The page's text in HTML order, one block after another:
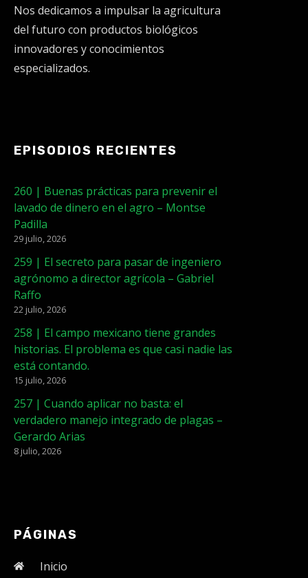
Nos dedicamos a impulsar la agricultura
del futuro con productos biológicos
innovadores y conocimientos
especializados.
EPISODIOS RECIENTES
260 | Buenas prácticas para prevenir el
lavado de dinero en el agro – Montse
Padilla
29 julio, 2026
259 | El secreto para pasar de ingeniero
agrónomo a director agrícola – Gabriel
Raffo
22 julio, 2026
258 | El campo mexicano tiene grandes
historias. El problema es que casi nadie las
está contando.
15 julio, 2026
257 | Cuando aplicar no basta: el
verdadero manejo integrado de plagas –
Gerardo Arias
8 julio, 2026
PÁGINAS
Inicio